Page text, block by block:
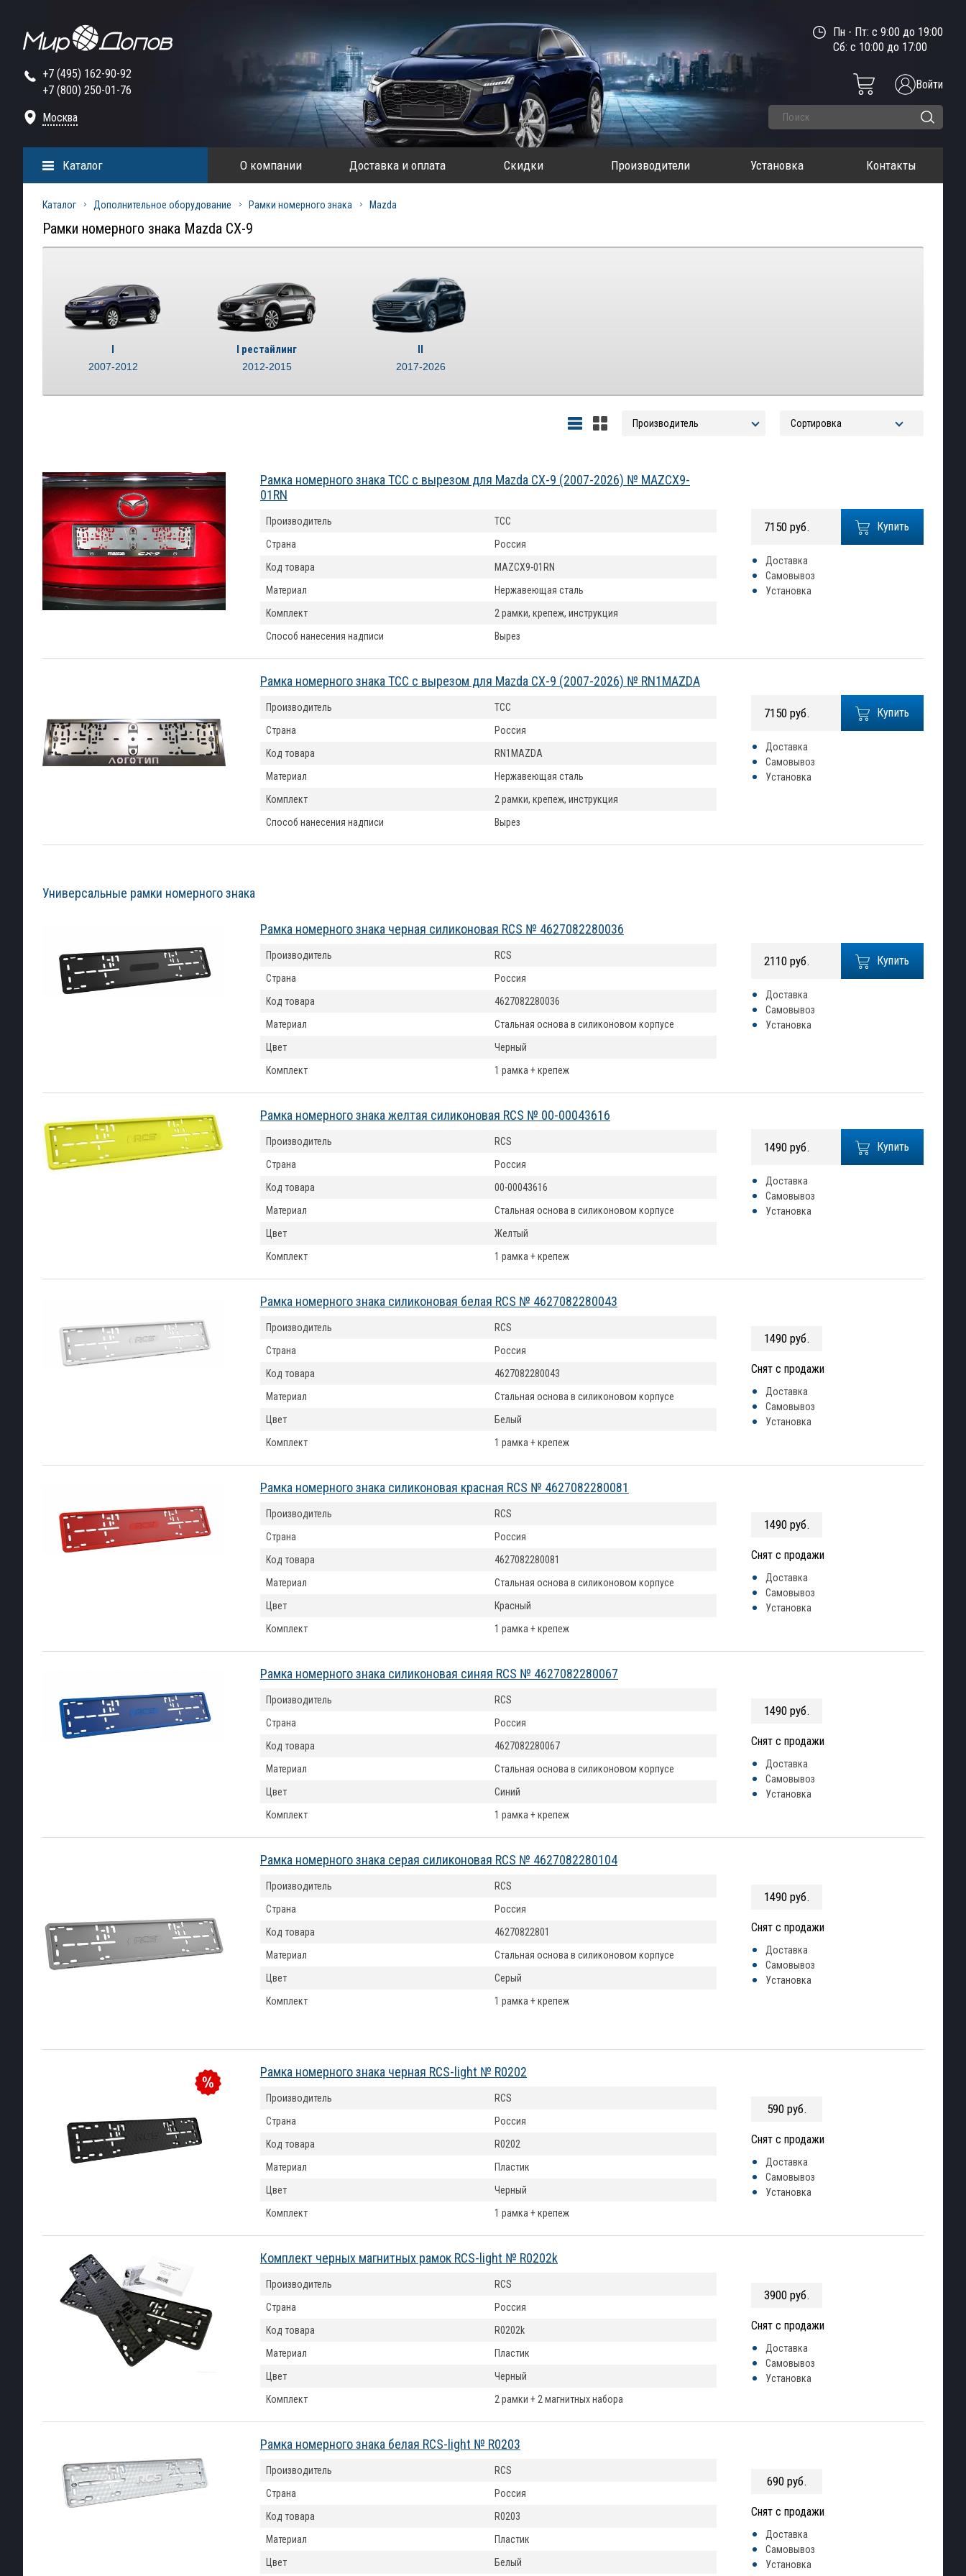
+7 (495) 162-90-92
+7 (800) 250-01-76
Москва
Пн - Пт: с 9:00 до 19:00
Сб: с 10:00 до 17:00
Войти
О компании Доставка и оплата Скидки Производители Установка Контакты
Каталог
Каталог Дополнительное оборудование Рамки номерного знака Mazda
Рамки номерного знака Mazda CX-9
I
2007-2012
I рестайлинг
2012-2015
II
2017-2026
Рамка номерного знака ТСС с вырезом для Mazda CX-9 (2007-2026) № MAZCX9-
01RN
Купить
7150 руб.
Доставка
Самовывоз
Установка
Производитель
ТСС
Страна
Россия
Код товара
MAZCX9-01RN
Материал
Нержавеющая сталь
Комплект
2 рамки, крепеж, инструкция
Способ нанесения надписи
Вырез
Рамка номерного знака ТСС с вырезом для Mazda CX-9 (2007-2026) № RN1MAZDA
Купить
7150 руб.
Доставка
Самовывоз
Установка
Производитель
ТСС
Страна
Россия
Код товара
RN1MAZDA
Материал
Нержавеющая сталь
Комплект
2 рамки, крепеж, инструкция
Способ нанесения надписи
Вырез
Универсальные рамки номерного знака
Рамка номерного знака черная силиконовая RCS № 4627082280036
Купить
2110 руб.
Доставка
Самовывоз
Установка
Производитель
RCS
Страна
Россия
Код товара
4627082280036
Материал
Стальная основа в силиконовом корпусе
Цвет
Черный
Комплект
1 рамка + крепеж
Рамка номерного знака желтая силиконовая RCS № 00-00043616
Купить
1490 руб.
Доставка
Самовывоз
Установка
Производитель
RCS
Страна
Россия
Код товара
00-00043616
Материал
Стальная основа в силиконовом корпусе
Цвет
Желтый
Комплект
1 рамка + крепеж
Рамка номерного знака силиконовая белая RCS № 4627082280043
1490 руб.
Снят с продажи
Доставка
Самовывоз
Установка
Производитель
RCS
Страна
Россия
Код товара
4627082280043
Материал
Стальная основа в силиконовом корпусе
Цвет
Белый
Комплект
1 рамка + крепеж
Рамка номерного знака силиконовая красная RCS № 4627082280081
1490 руб.
Снят с продажи
Доставка
Самовывоз
Установка
Производитель
RCS
Страна
Россия
Код товара
4627082280081
Материал
Стальная основа в силиконовом корпусе
Цвет
Красный
Комплект
1 рамка + крепеж
Рамка номерного знака силиконовая синяя RCS № 4627082280067
1490 руб.
Снят с продажи
Доставка
Самовывоз
Установка
Производитель
RCS
Страна
Россия
Код товара
4627082280067
Материал
Стальная основа в силиконовом корпусе
Цвет
Синий
Комплект
1 рамка + крепеж
Рамка номерного знака серая силиконовая RCS № 4627082280104
1490 руб.
Снят с продажи
Доставка
Самовывоз
Установка
Производитель
RCS
Страна
Россия
Код товара
46270822801
Материал
Стальная основа в силиконовом корпусе
Цвет
Серый
Комплект
1 рамка + крепеж
Рамка номерного знака черная RCS-light № R0202
590 руб.
Снят с продажи
Доставка
Самовывоз
Установка
Производитель
RCS
Страна
Россия
Код товара
R0202
Материал
Пластик
Цвет
Черный
Комплект
1 рамка + крепеж
Комплект черных магнитных рамок RCS-light № R0202k
3900 руб.
Снят с продажи
Доставка
Самовывоз
Установка
Производитель
RCS
Страна
Россия
Код товара
R0202k
Материал
Пластик
Цвет
Черный
Комплект
2 рамки + 2 магнитных набора
Рамка номерного знака белая RCS-light № R0203
690 руб.
Снят с продажи
Доставка
Самовывоз
Установка
Производитель
RCS
Страна
Россия
Код товара
R0203
Материал
Пластик
Цвет
Белый